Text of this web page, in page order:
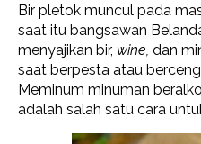
Bir pletok muncul pada
saat itu bangsawan
menyajikan bir, wine, dan
saat berpesta atau
Meminum minuman
adalah salah satu cara